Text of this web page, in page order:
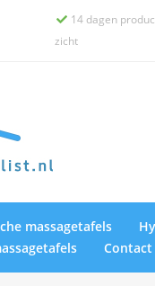
 14 dagen
zicht
massagetafels
Contact